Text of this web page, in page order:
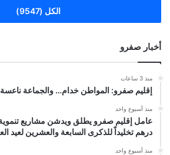
الكل (9547)
أخبار صفرو
منذ 3 ساعات
إقليم صفرو: المواطن خدام… والجماعة
منذ أسبوع واحد
درهم تخليداً للذكرى السابعة والعشرين لعيد
منذ أسبوع واحد